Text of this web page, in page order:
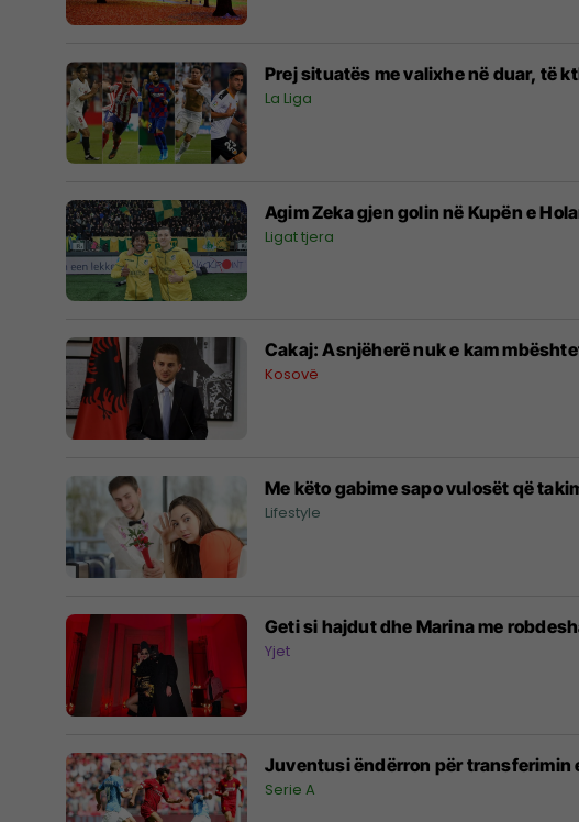
Prej situatës me valixhe në duar, të
La Liga
Agim Zeka gjen golin në Kupën e
Ligat tjera
Cakaj: Asnjëherë nuk e kam
Kosovë
Me këto gabime sapo vulosët që
Lifestyle
Geti si hajdut dhe Marina me
Yjet
Juventusi ëndërron për transferimin
Serie A